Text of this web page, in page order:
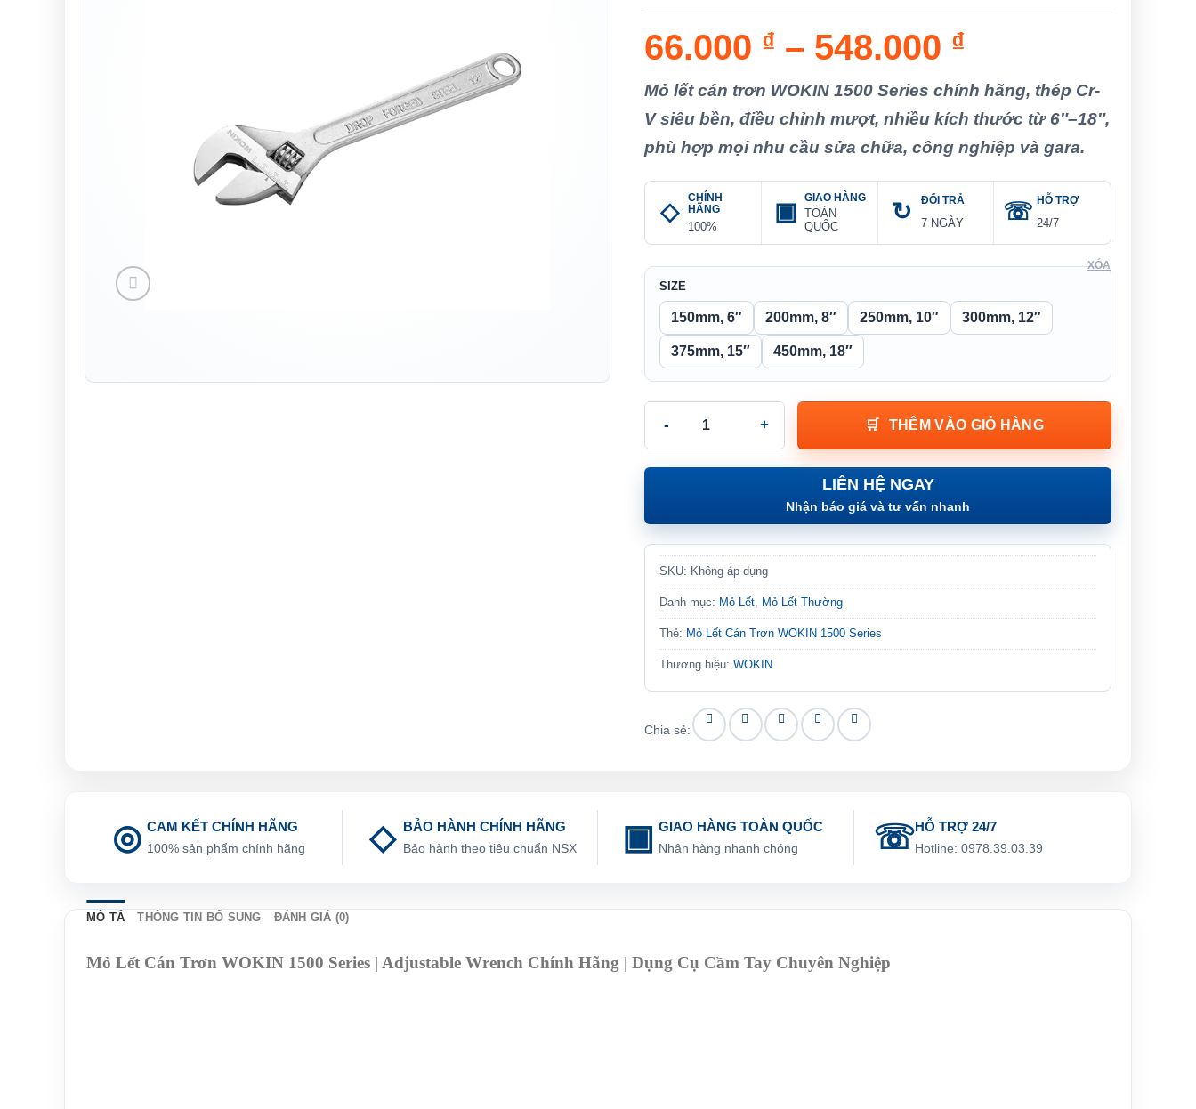
66.000 ₫ – 548.000 ₫
giá:
từ
66.000 ₫
đến
548.000 ₫
Mỏ lết cán trơn WOKIN 1500 Series chính hãng, thép Cr-
V siêu bền, điều chỉnh mượt, nhiều kích thước từ 6″–18″,
phù hợp mọi nhu cầu sửa chữa, công nghiệp và gara.
CHÍNH
HÃNG
100%
GIAO HÀNG
TOÀN
QUỐC
ĐỔI TRẢ
7 NGÀY
HỖ TRỢ
24/7
SIZE
150mm, 6″ 200mm, 8″ 250mm, 10″ 300mm, 12″
375mm, 15″ 450mm, 18″
XÓA
THÊM VÀO GIỎ HÀNG
LIÊN HỆ NGAY
Nhận báo giá và tư vấn nhanh
SKU: Không áp dụng
Danh mục: Mỏ Lết Mỏ Lết Thường
Thẻ: Mỏ Lết Cán Trơn WOKIN 1500 Series
Thương hiệu:WOKIN
Chia sẻ:
CAM KẾT CHÍNH HÃNG
100% sản phẩm chính hãng
BẢO HÀNH CHÍNH HÃNG
Bảo hành theo tiêu chuẩn NSX
GIAO HÀNG TOÀN QUỐC
Nhận hàng nhanh chóng
HỖ TRỢ 24/7
Hotline: 0978.39.03.39
MÔ TẢ THÔNG TIN BỔ SUNG ĐÁNH GIÁ (0)
Mỏ Lết Cán Trơn WOKIN 1500 Series | Adjustable Wrench Chính Hãng | Dụng Cụ Cầm Tay Chuyên Nghiệp